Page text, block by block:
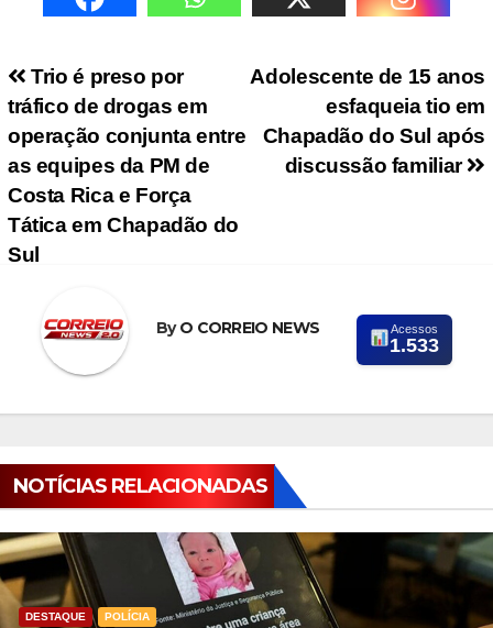
Navegação de PostAdolescente de 15 anos
esfaqueia tio em
Chapadão do Sul após
discussão familiar
Trio é preso por
tráfico de drogas em
operação conjunta entre
as equipes da PM de
Costa Rica e Força
Tática em Chapadão do
Sul
ByO CORREIO NEWS Acessos
1.533
NOTÍCIAS RELACIONADAS
DESTAQUE POLÍCIA